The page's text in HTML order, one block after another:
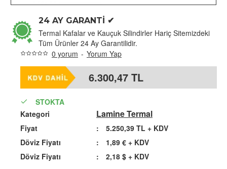
24 AY GARANTİ ✔
Termal Kafalar ve Kauçuk Silindirler Hariç Sitemizdeki
Tüm Ürünler 24 Ay Garantilidir.
STOKTA
Kategori
Lamine Termal
Fiyat : 5.250,39 TL + KDV
Döviz Fiyatı
: 1,89 € + KDV
Döviz Fiyatı
: 2,18 $ + KDV
0 yorum - Yorum Yap
6.300,47 TL